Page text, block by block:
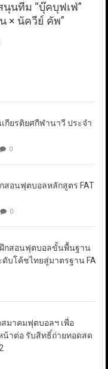
นทีม “บุ๊คบุฟเฟ่”
× นัควีย์ คัพ”
กียรติยศกีฬานาวี ประจำ
0
สอนฟุตบอลหลักสูตร FAT
0
ฝึกสอนฟุตบอลขั้นพื้นฐาน
ดับโค้ชไทยสู่มาตรฐาน FA
มาคมฟุตบอลฯ เพื่อ
น้าต่อ รับสิทธิ์ถ่ายทอดสด